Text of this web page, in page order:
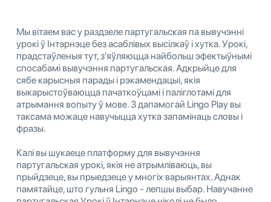
Мы вітаем вас у раздзеле партугальская па вывучэнні
урокі ў Інтэрнэце без асаблівых высілкаў і хутка. Урокі,
прадстаўленыя тут, з'яўляюцца найбольш эфектыўнымі
спосабамі вывучэння партугальская. Адкрыйце для
сябе карысныя парады і рэкамендацыі, якія
выкарыстоўваюцца пачаткоўцамі і паліглотамі для
атрымання вопыту ў мове. З дапамогай Lingo Play вы
таксама можаце навучыцца хутка запамінаць словы і
фразы.
Калі вы шукаеце платформу для вывучэння
партугальская урокі, якія не атрымліваюць, вы
прыйдзеце, вы прыедзеце у многіх варыянтах. Аднак
памятайце, што гульня Lingo - лепшы выбар. Навучанне